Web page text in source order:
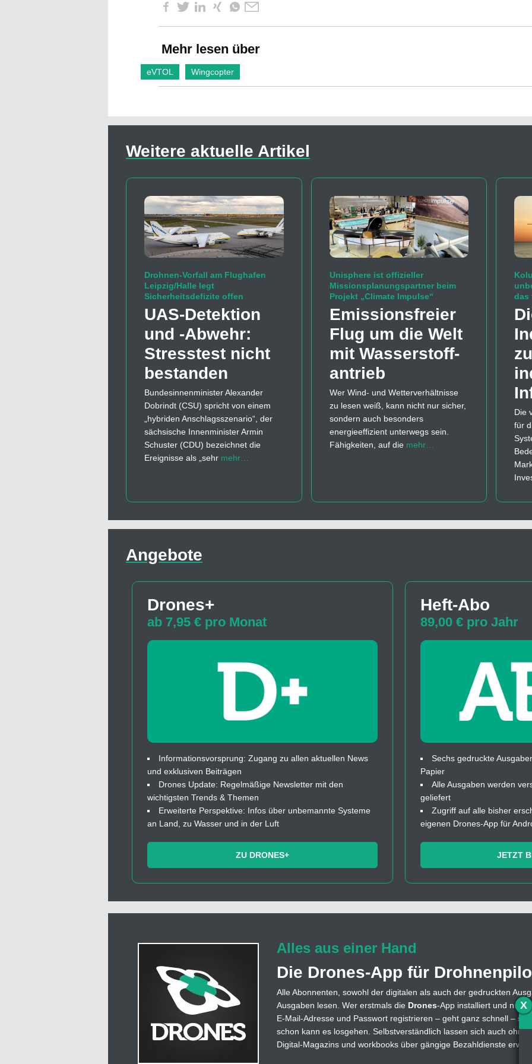
Mehr lesen über
eVTOL Wingcopter
Weitere aktuelle Artikel
Drohnen-Vorfall am Flughafen
Leipzig/Halle legt
Sicherheitsdefizite offen
UAS-Detektion
und -Abwehr:
Stresstest nicht
bestanden
Bundesinnenminister Alexander
Dobrindt (CSU) spricht von einem
„hybriden Anschlagsszenario“, der
sächsische Innenminister Armin
Schuster (CDU) bezeichnet die
Ereignisse als „sehr mehr…
Unisphere ist offizieller
Missionsplanungspartner beim
Projekt „Climate Impulse“
Emissions­freier
Flug um die Welt
mit Wasserstoff­
antrieb
Wer Wind- und Wetterverhältnisse
zu lesen weiß, kann nicht nur sicher,
sondern auch besonders
energieeffizient unterwegs sein.
Fähigkeiten, auf die mehr…
das
Die
für
Angebote
Drones+
ab 7,95 € pro Monat
Informationsvorsprung: Zugang zu allen aktuellen News
und exklusiven Beiträgen
Drones Update: Regelmäßige Newsletter mit den
wichtigsten Trends & Themen
Erweiterte Perspektive: Infos über unbemannte Systeme
an Land, zu Wasser und in der Luft
ZU DRONES+
Heft-Abo
89,00 € pro Jahr
Sechs gedruckte
Papier
Alle Ausgaben werden
geliefert
Zugriff auf alle bisher
eigenen Drones-App für
JETZT
Alles aus einer Hand
Die Drones-App für
Alle Abonnenten, sowohl der digitalen als auch der gedruckten
Ausgaben lesen. Wer erstmals die Drones-App installiert und
E-Mail-Adresse und Passwort registrieren – geht ganz schnell –
schon kann es losgehen. Selbstverständlich lassen sich auch ohne
Digital-Magazins und workbooks über gängige Bezahldienste
X